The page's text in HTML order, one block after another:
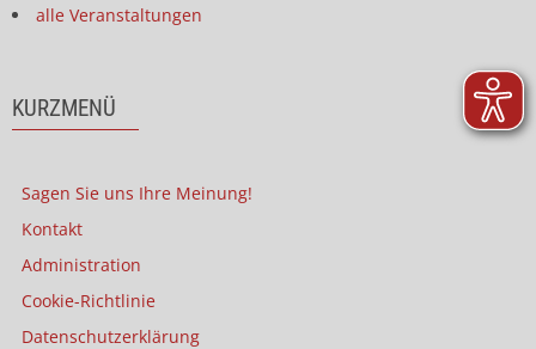
alle Veranstaltungen
KURZMENÜ
Sagen Sie uns Ihre Meinung!
Kontakt
Administration
Cookie-Richtlinie
Datenschutzerklärung